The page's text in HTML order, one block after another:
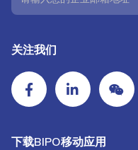
关注我们
下载BIPO移动应用